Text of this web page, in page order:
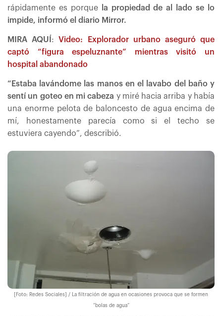
rápidamente es porque
la propiedad de al lado se lo
impide, informó el diario Mirror.
MIRA AQUÍ :Video: Explorador urbano aseguró que
captó “figura espeluznante” mientras visitó un
hospital abandonado
“Estaba lavándome las manos en el lavabo del baño y
sentí un goteo en mi cabeza y miré hacia arriba y había
una enorme pelota de baloncesto de agua encima de
mí, honestamente parecía como si el techo se
estuviera cayendo”, describió.
[Foto: Redes Sociales] / La filtración de agua en ocasiones provoca que se formen
“bolas de agua”